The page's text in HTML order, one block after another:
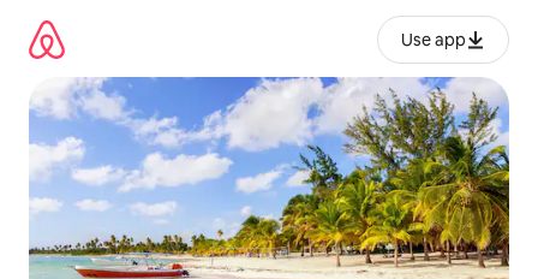
kwenda
kwenye
maudhui
Use app